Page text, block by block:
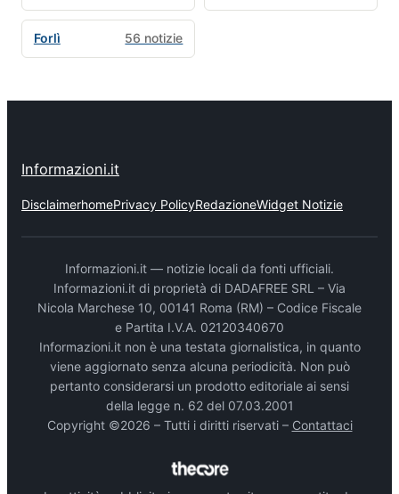
Forlì 56 notizie
Informazioni.it
DisclaimerhomePrivacy PolicyRedazioneWidget Notizie
Informazioni.it — notizie locali da fonti ufficiali.
Informazioni.it di proprietà di DADAFREE SRL – Via
Nicola Marchese 10, 00141 Roma (RM) – Codice Fiscale
e Partita I.V.A. 02120340670
Informazioni.it non è una testata giornalistica, in quanto
viene aggiornato senza alcuna periodicità. Non può
pertanto considerarsi un prodotto editoriale ai sensi
della legge n. 62 del 07.03.2001
Copyright ©2026 – Tutti i diritti riservati – Contattaci